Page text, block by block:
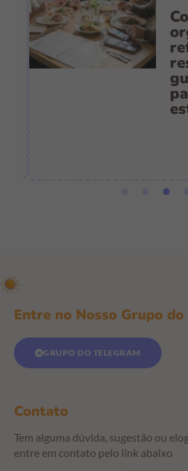
Entre no Nosso Grupo
GRUPO DO TELEGRAM
Contato
Tem alguma dúvida, sugestão ou
entre em contato pelo link abaixo